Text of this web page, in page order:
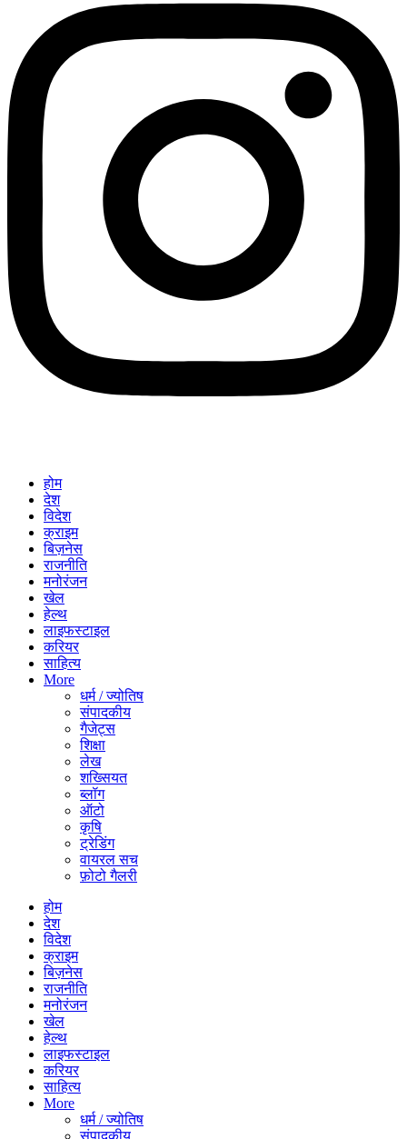
होम
देश
विदेश
क्राइम
बिज़नेस
राजनीति
मनोरंजन
खेल
हेल्थ
लाइफस्टाइल
करियर
साहित्य
More
धर्म / ज्योतिष
संपादकीय
गैजेट्स
शिक्षा
लेख
शख्सियत
ब्लॉग
ऑटो
कृषि
ट्रेडिंग
वायरल सच
फ़ोटो गैलरी
होम
देश
विदेश
क्राइम
बिज़नेस
राजनीति
मनोरंजन
खेल
हेल्थ
लाइफस्टाइल
करियर
साहित्य
More
धर्म / ज्योतिष
संपादकीय